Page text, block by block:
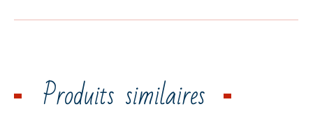
Produits similaires